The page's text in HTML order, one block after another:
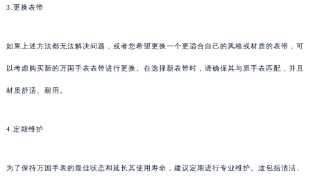
3.更换表带
如果上述方法都无法解决问题，或者您希望更换一个更适合自己的风格或材质的表带，可
以考虑购买新的万国手表表带进行更换。在选择新表带时，请确保其与原手表匹配，并且
材质舒适、耐用。
4.定期维护
为了保持万国手表的最佳状态和延长其使用寿命，建议定期进行专业维护。这包括清洁、